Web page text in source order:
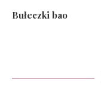
Bułeczki bao